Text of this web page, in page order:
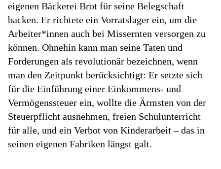
eigenen Bäckerei Brot für seine Belegschaft
backen. Er richtete ein Vorratslager ein, um die
Arbeiter*innen auch bei Missernten versorgen zu
können. Ohnehin kann man seine Taten und
Forderungen als revolutionär bezeichnen, wenn
man den Zeitpunkt berücksichtigt: Er setzte sich
für die Einführung einer Einkommens- und
Vermögenssteuer ein, wollte die Ärmsten von der
Steuerpflicht ausnehmen, freien Schulunterricht
für alle, und ein Verbot von Kinderarbeit – das in
seinen eigenen Fabriken längst galt.